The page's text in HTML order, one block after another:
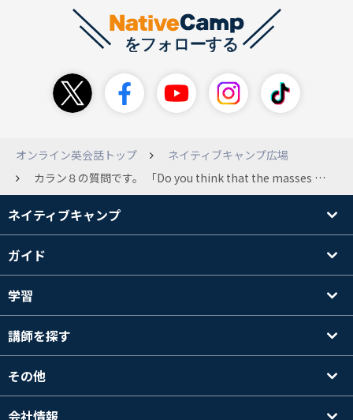
オンライン英会話トップ
ネイティブキャンプ広場
カラン８の質問です。 「Do you think that the masses should be educated to the age of eighteen?」 の意味がよくわからず自分の意見を言う事ができませんでした。 Yesと答えた場合、サンプルアンサーでは 「Because it gives people the best start in life」 先生の案は「They are ready to be educated」みたいな感じでしたが やはり質問の意味が理解できません。 宜しくお願いします。
ネイティブキャンプ
ガイド
学習
講師を探す
その他
会社情報